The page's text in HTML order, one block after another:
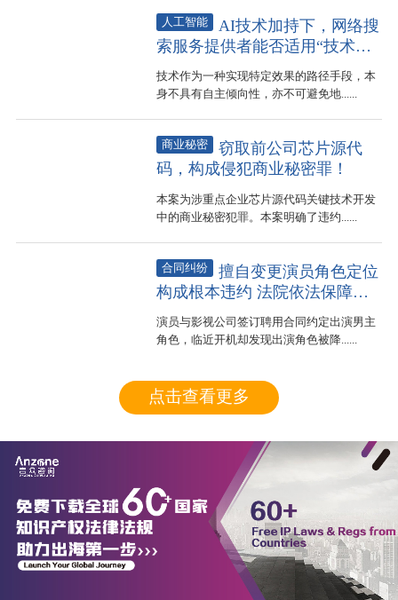
人工智能
AI技术加持下，网络搜
索服务提供者能否适用“技术中
立”侵权豁免？
技术作为一种实现特定效果的路径手段，本
身不具有自主倾向性，亦不可避免地......
商业秘密
窃取前公司芯片源代
码，构成侵犯商业秘密罪！
本案为涉重点企业芯片源代码关键技术开发
中的商业秘密犯罪。本案明确了违约......
合同纠纷
擅自变更演员角色定位
构成根本违约 法院依法保障演
员合法权益
演员与影视公司签订聘用合同约定出演男主
角色，临近开机却发现出演角色被降......
点击查看更多